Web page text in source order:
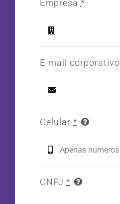
Empresa *
E-mail corporativo
Celular *
CNPJ *